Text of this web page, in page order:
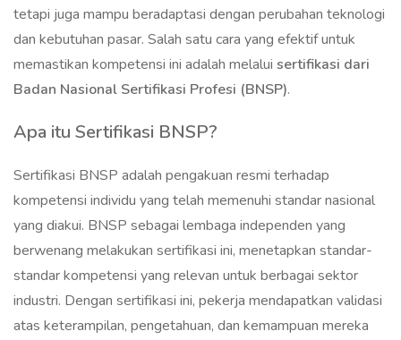
tetapi juga mampu beradaptasi dengan perubahan teknologi
dan kebutuhan pasar. Salah satu cara yang efektif untuk
memastikan kompetensi ini adalah melalui sertifikasi dari
Badan Nasional Sertifikasi Profesi (BNSP).
Apa itu Sertifikasi BNSP?
Sertifikasi BNSP adalah pengakuan resmi terhadap
kompetensi individu yang telah memenuhi standar nasional
yang diakui. BNSP sebagai lembaga independen yang
berwenang melakukan sertifikasi ini, menetapkan standar-
standar kompetensi yang relevan untuk berbagai sektor
industri. Dengan sertifikasi ini, pekerja mendapatkan validasi
atas keterampilan, pengetahuan, dan kemampuan mereka